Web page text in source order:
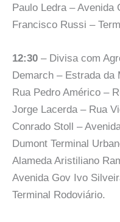
Paulo Ledra –
Francisco Russi –
12:30 – Divisa com
Demarch – Estrada da
Rua Pedro Américo –
Jorge Lacerda – Rua
Conrado Stoll –
Dumont Terminal
Alameda Aristiliano
Avenida Gov Ivo
Terminal Rodoviário.